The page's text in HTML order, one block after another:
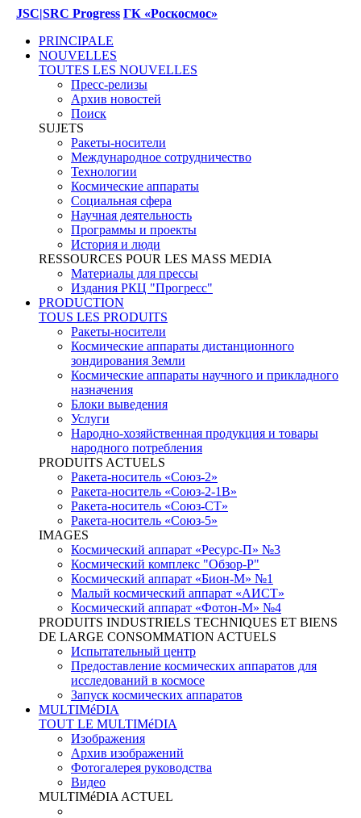
JSC|SRC Progress ГК «Роскосмос»
PRINCIPALE
NOUVELLES
TOUTES LES NOUVELLES
Пресс-релизы
Архив новостей
Поиск
SUJETS
Ракеты-носители
Международное сотрудничество
Технологии
Космические аппараты
Социальная сфера
Научная деятельность
Программы и проекты
История и люди
RESSOURCES POUR LES MASS MEDIA
Материалы для прессы
Издания РКЦ "Прогресс"
PRODUCTION
TOUS LES PRODUITS
Ракеты-носители
Космические аппараты дистанционного
зондирования Земли
Космические аппараты научного и прикладного
назначения
Блоки выведения
Услуги
Народно-хозяйственная продукция и товары
народного потребления
PRODUITS ACTUELS
Ракета-носитель «Союз-2»
Ракета-носитель «Союз-2-1В»
Ракета-носитель «Союз-СТ»
Ракета-носитель «Союз-5»
IMAGES
Космический аппарат «Ресурс-П» №3
Космический комплекс "Обзор-Р"
Космический аппарат «Бион-М» №1
Малый космический аппарат «АИСТ»
Космический аппарат «Фотон-М» №4
PRODUITS INDUSTRIELS TECHNIQUES ET BIENS
DE LARGE CONSOMMATION ACTUELS
Испытательный центр
Предоставление космических аппаратов для
исследований в космосе
Запуск космических аппаратов
MULTIMéDIA
TOUT LE MULTIMéDIA
Изображения
Архив изображений
Фотогалерея руководства
Видео
MULTIMéDIA ACTUEL